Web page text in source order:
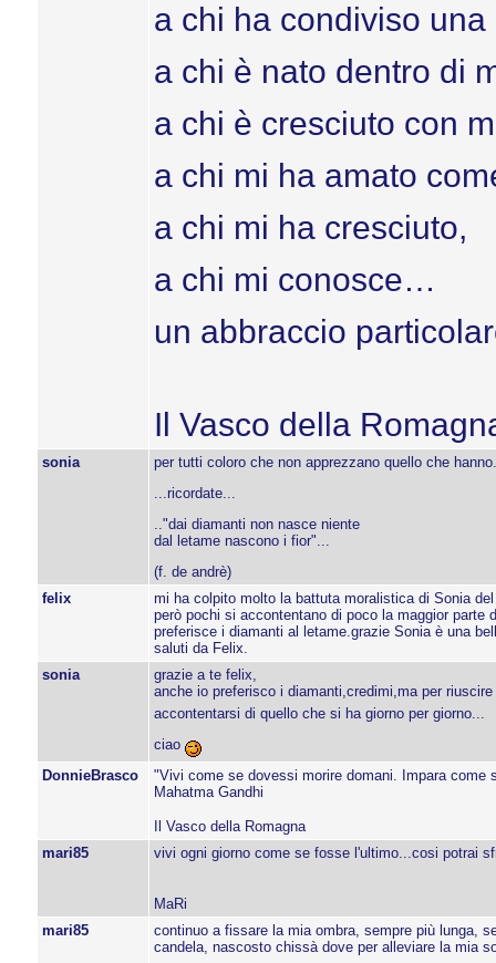
a chi ha condiviso
a chi è nato dentro di
a chi è cresciuto con
a chi mi ha amato
a chi mi ha cresciuto,
a chi mi conosce…
un abbraccio
Il Vasco della
sonia
per tutti coloro che non apprezzano quello che
...ricordate...
.."dai diamanti non nasce niente
dal letame nascono i fior"...
(f. de andrè)
felix
mi ha colpito molto la battuta moralistica di Sonia del
però pochi si accontentano di poco la maggior parte
preferisce i diamanti al letame.grazie Sonia è una
saluti da Felix.
sonia
grazie a te felix,
anche io preferisco i diamanti,credimi,ma per
accontentarsi di quello che si ha giorno per giorno...
ciao
DonnieBrasco
"Vivi come se dovessi morire domani. Impara come
Mahatma Gandhi
Il Vasco della Romagna
mari85
vivi ogni giorno come se fosse l'ultimo...cosi potrai
MaRi
mari85
continuo a fissare la mia ombra, sempre più lunga,
candela, nascosto chissà dove per alleviare la mia